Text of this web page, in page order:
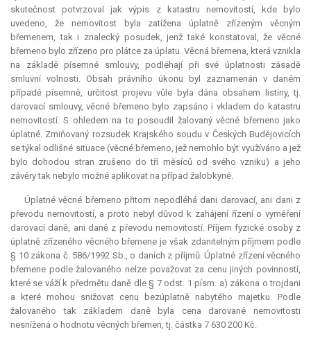
skutečnost potvrzoval jak výpis z katastru nemovitostí, kde bylo
uvedeno, že nemovitost byla zatížena úplatně zřízeným věcným
břemenem, tak i znalecký posudek, jenž také konstatoval, že věcné
břemeno bylo zřízeno pro plátce za úplatu. Věcná břemena, která vznikla
na základě písemné smlouvy, podléhají při své úplatnosti zásadě
smluvní volnosti. Obsah právního úkonu byl zaznamenán v daném
případě písemně, určitost projevu vůle byla dána obsahem listiny, tj.
darovací smlouvy, věcné břemeno bylo zapsáno i vkladem do katastru
nemovitostí. S ohledem na to posoudil žalovaný věcné břemeno jako
úplatné. Zmiňovaný rozsudek Krajského soudu v Českých Budějovicích
se týkal odlišné situace (věcné břemeno, jež nemohlo být využíváno a jež
bylo dohodou stran zrušeno do tří měsíců od svého vzniku) a jeho
závěry tak nebylo možné aplikovat na případ žalobkyně.
Úplatné věcné břemeno přitom nepodléhá dani darovací, ani dani z
převodu nemovitostí, a proto nebyl důvod k zahájení řízení o vyměření
darovací daně, ani daně z převodu nemovitostí. Příjem fyzické osoby z
úplatně zřízeného věcného břemene je však zdanitelným příjmem podle
§ 10 zákona č. 586/1992 Sb., o daních z příjmů. Úplatné zřízení věcného
břemene podle žalovaného nelze považovat za cenu jiných povinností,
které se váží k předmětu daně dle § 7 odst. 1 písm. a) zákona o trojdani
a které mohou snižovat cenu bezúplatně nabytého majetku. Podle
žalovaného tak základem daně byla cena darované nemovitosti
nesnížená o hodnotu věcných břemen, tj. částka 7 630 200 Kč.